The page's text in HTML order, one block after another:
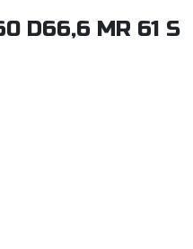
D66,6 MR 61 S